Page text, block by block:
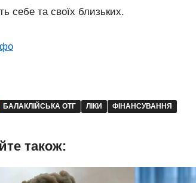
себе та своїх близьких.
БАЛАКЛІЙСЬКА ОТГ ЛІКИ ФІНАНСУВАННЯ
також: